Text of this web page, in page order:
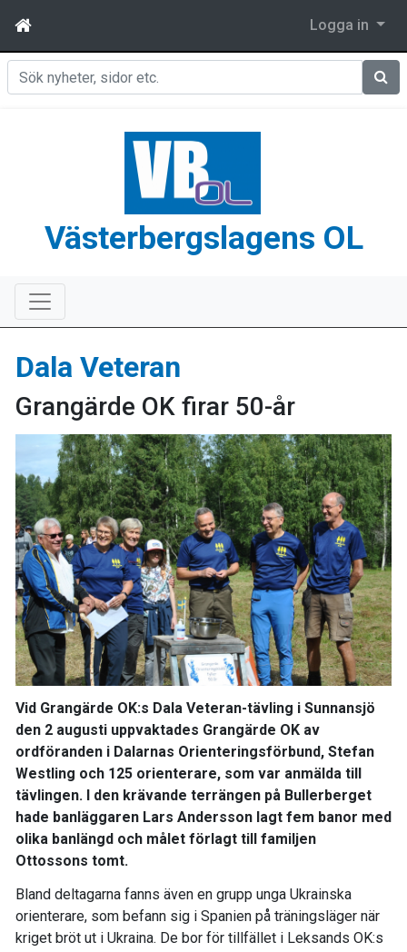
Logga in
Sök
Västerbergslagens OL
Dala Veteran
Grangärde OK firar 50-år
Vid Grangärde OK:s Dala Veteran-tävling i Sunnansjö
den 2 augusti uppvaktades Grangärde OK av
ordföranden i Dalarnas Orienteringsförbund, Stefan
Westling och 125 orienterare, som var anmälda till
tävlingen. I den krävande terrängen på Bullerberget
hade banläggaren Lars Andersson lagt fem banor med
olika banlängd och målet förlagt till familjen
Ottossons tomt.
Bland deltagarna fanns även en grupp unga Ukrainska
orienterare, som befann sig i Spanien på träningsläger när
kriget bröt ut i Ukraina. De bor för tillfället i Leksands OK:s